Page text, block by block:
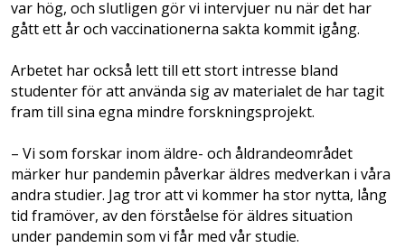
var hög, och slutligen gör vi intervjuer nu när det har
gått ett år och vaccinationerna sakta kommit igång.
Arbetet har också lett till ett stort intresse bland
studenter för att använda sig av materialet de har tagit
fram till sina egna mindre forskningsprojekt.
– Vi som forskar inom äldre- och åldrandeområdet
märker hur pandemin påverkar äldres medverkan i våra
andra studier. Jag tror att vi kommer ha stor nytta, lång
tid framöver, av den förståelse för äldres situation
under pandemin som vi får med vår studie.